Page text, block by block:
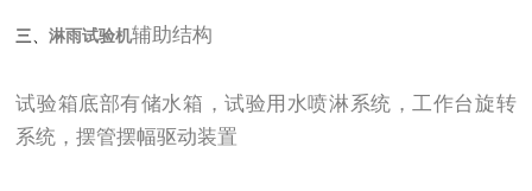
三、淋雨试验机辅助结构
试验箱底部有储水箱，试验用水喷淋系统，工作台旋转
系统，摆管摆幅驱动装置